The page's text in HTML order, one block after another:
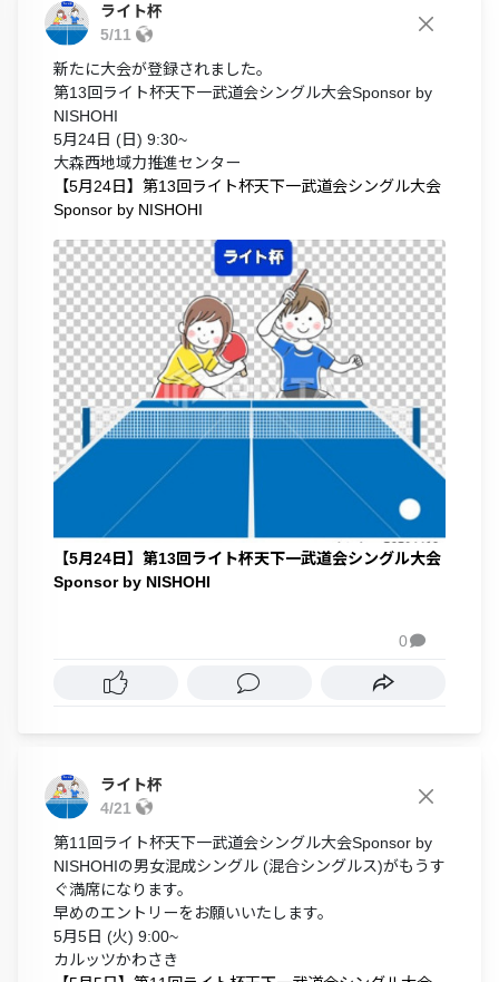
ライト杯
5/11
新たに大会が登録されました。
第13回ライト杯天下一武道会シングル大会Sponsor by
NISHOHI
5月24日 (日) 9:30~
大森西地域力推進センター
【5月24日】第13回ライト杯天下一武道会シングル大会
Sponsor by NISHOHI
【5月24日】第13回ライト杯天下一武道会シングル大会
Sponsor by NISHOHI
0
ライト杯
4/21
第11回ライト杯天下一武道会シングル大会Sponsor by
NISHOHIの男女混成シングル (混合シングルス)がもうす
ぐ満席になります。
早めのエントリーをお願いいたします。
5月5日 (火) 9:00~
カルッツかわさき